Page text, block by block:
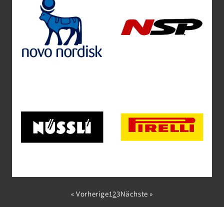
« Vorherige123Nächste »